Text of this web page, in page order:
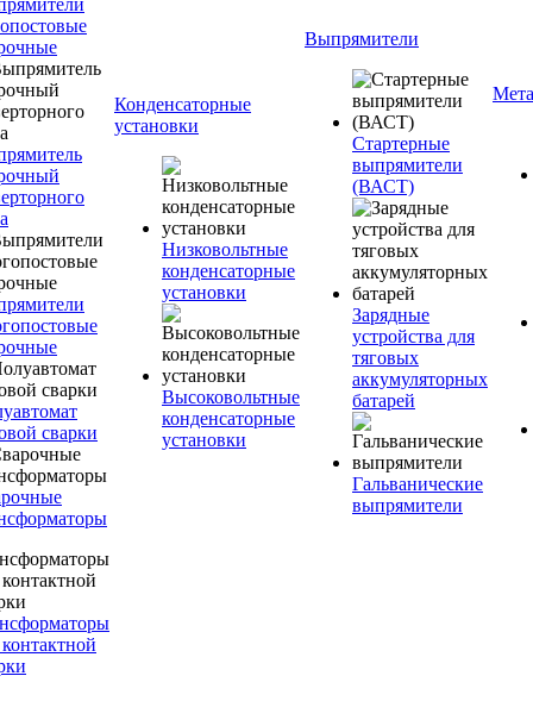
сварки
Конденсаторные
установки
Низковольтные
конденсаторные
установки
Высоковольтные
конденсаторные
установки
Выпрямители
Стартерные
выпрямители
(ВАСТ)
Зарядные
устройства для
тяговых
аккумуляторных
батарей
Гальванические
выпрямители